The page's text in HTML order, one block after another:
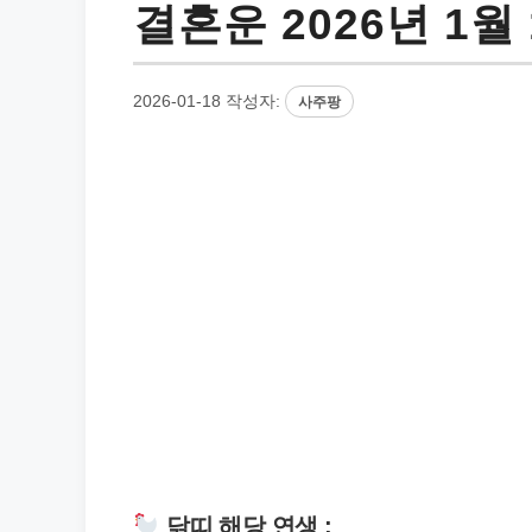
결혼운 2026년 1월
2026-01-18 작성자: 사주팡
닭띠 해당 연생 :